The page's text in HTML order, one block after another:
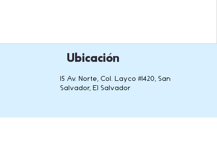
Ubicación
15 Av. Norte, Col. Layco #1420, San
Salvador, El Salvador